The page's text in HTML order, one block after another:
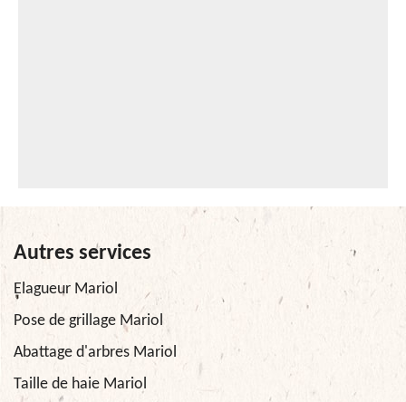
Autres services
Elagueur Mariol
Pose de grillage Mariol
Abattage d'arbres Mariol
Taille de haie Mariol